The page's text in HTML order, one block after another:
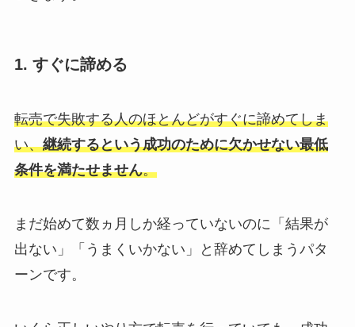
1. すぐに諦める
転売で失敗する人のほとんどがすぐに諦めてしま
い、継続するという成功のために欠かせない最低
条件を満たせません。
まだ始めて数ヵ月しか経っていないのに「結果が
出ない」「うまくいかない」と辞めてしまうパタ
ーンです。